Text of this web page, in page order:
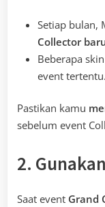
Setiap bulan,
Collector
Beberapa
event tertentu.
Pastikan kamu
sebelum event
2.
Saat event Grand